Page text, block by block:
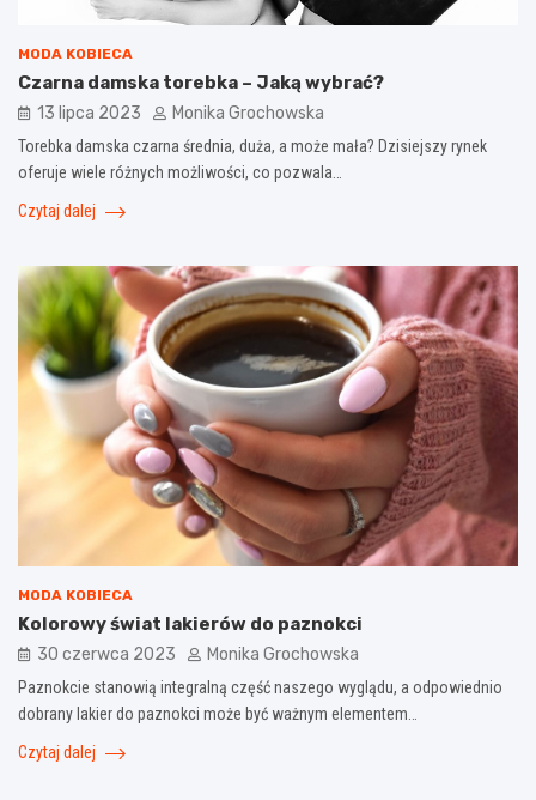
MODA KOBIECA
Czarna damska torebka – Jaką wybrać?
13 lipca 2023 Monika Grochowska
Torebka damska czarna średnia, duża, a może mała? Dzisiejszy rynek
oferuje wiele różnych możliwości, co pozwala…
Czytaj dalej
MODA KOBIECA
Kolorowy świat lakierów do paznokci
30 czerwca 2023 Monika Grochowska
Paznokcie stanowią integralną część naszego wyglądu, a odpowiednio
dobrany lakier do paznokci może być ważnym elementem…
Czytaj dalej